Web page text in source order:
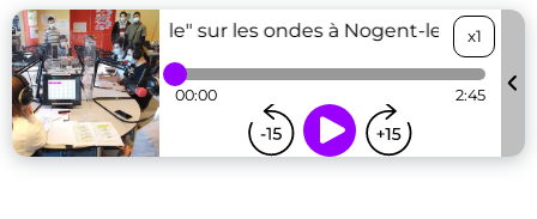
Le "vivre ensemble" sur les ondes à Nogent-le-Rotrou
x1
00:00 2:45